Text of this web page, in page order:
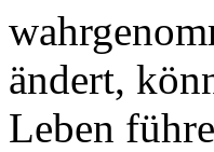
ändert,
Leben